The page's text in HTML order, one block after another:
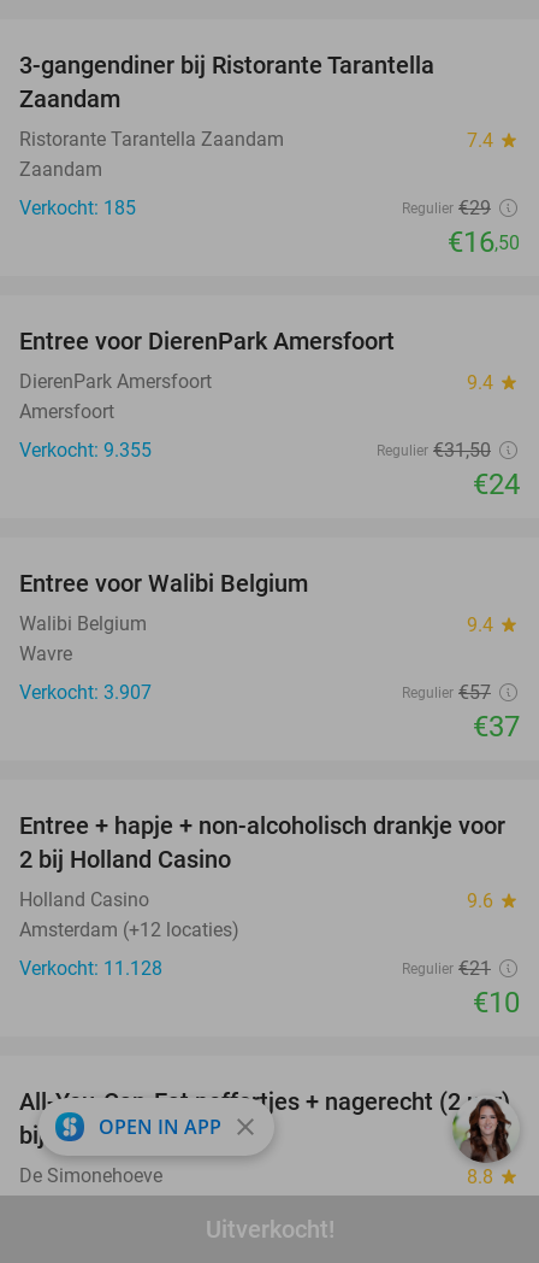
Uitverkocht!
3-gangendiner bij Ristorante Tarantella
Zaandam
Ristorante Tarantella Zaandam 7.4 star
Zaandam
Verkocht: 185
Regulier €29
€16,50
Entree voor DierenPark Amersfoort
DierenPark Amersfoort 9.4 star
Amersfoort
Verkocht: 9.355
Regulier €31,50
€24
Entree voor Walibi Belgium
Walibi Belgium 9.4 star
Wavre
Verkocht: 3.907
Regulier €57
€37
52%
Entree + hapje + non-alcoholisch drankje voor
2 bij Holland Casino
Holland Casino 9.6 star
Amsterdam (+12 locaties)
Verkocht: 11.128
Regulier €21
€10
50%
All-You-Can-Eat poffertjes + nagerecht (2 uur)
bij De Simonehoeve
De Simonehoeve 8.8 star
OPEN IN APP close